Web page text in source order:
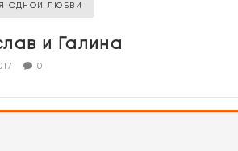
ОДНОЙ ЛЮБВИ
и Галина
0